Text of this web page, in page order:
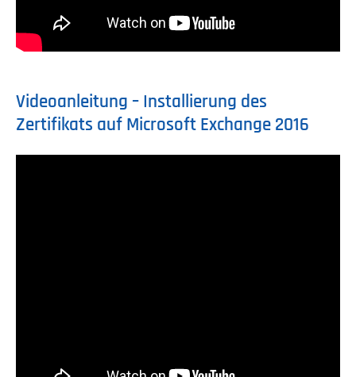
Videoanleitung – Installierung des
Zertifikats auf Microsoft Exchange 2016